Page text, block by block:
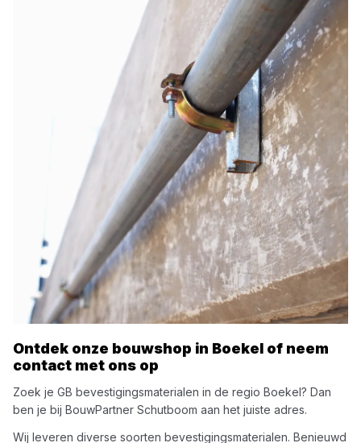
Ontdek onze bouwshop in Boekel of neem
contact met ons op
Zoek je GB bevestigingsmaterialen in de regio Boekel? Dan
ben je bij BouwPartner Schutboom aan het juiste adres.
Wij leveren diverse soorten bevestigingsmaterialen. Benieuwd